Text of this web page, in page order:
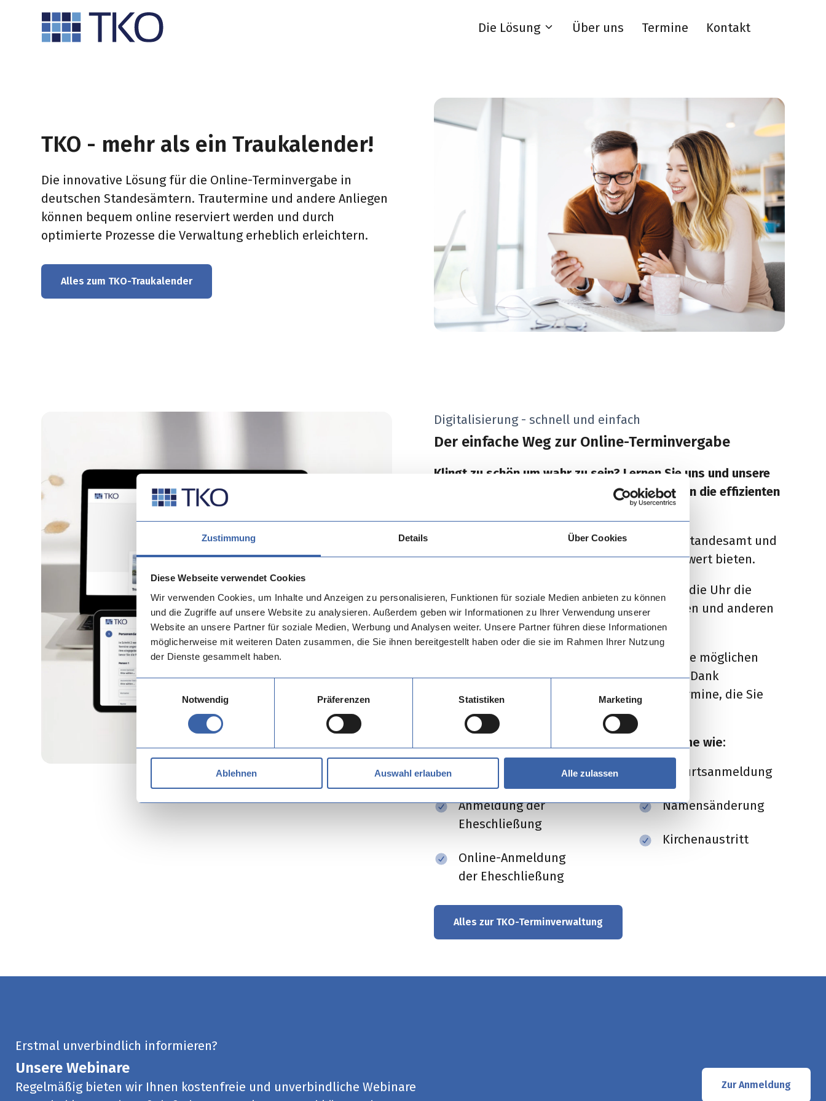
Zustimmung Details Über Cookies
Diese Webseite verwendet Cookies
Wir verwenden Cookies, um Inhalte und Anzeigen zu personalisieren, Funktionen für soziale Medien anbieten zu können
und die Zugriffe auf unsere Website zu analysieren. Außerdem geben wir Informationen zu Ihrer Verwendung unserer
Website an unsere Partner für soziale Medien, Werbung und Analysen weiter. Unsere Partner führen diese Informationen
möglicherweise mit weiteren Daten zusammen, die Sie ihnen bereitgestellt haben oder die sie im Rahmen Ihrer Nutzung
der Dienste gesammelt haben.
Einwilligungsauswahl
Notwendig
Präferenzen Statistiken Marketing
Ablehnen Auswahl erlauben Alle zulassen
CONTENT
Die Lösung Toggle
Über uns Termine Kontakt
TKO - mehr als ein Traukalender!
Die innovative Lösung für die Online-Terminvergabe in
deutschen Standesämtern. Trautermine und andere Anliegen
können bequem online reserviert werden und durch
optimierte Prozesse die Verwaltung erheblich erleichtern.
Alles zum TKO-Traukalender
Digitalisierung - schnell und einfach
Der einfache Weg zur Online-Terminvergabe
Klingt zu schön um wahr zu sein? Lernen Sie uns und unsere
Vorgehensweise kennen. Kunden werden Ihnen die effizienten
Wir sind überzeugt, Verfahren müssen dem Standesamt und
den Bürger:innen gleichermaßen einen Mehrwert bieten.
Ermöglichen Sie Ihren Bürgeri:nnen rund um die Uhr die
Recherche und Reservierung von Trauterminen und anderen
Anliegen im Standesamt.
Behalten Sie dabei die volle Kontrolle über die möglichen
Termine die zur Auswahl stehen. TKO vergibt Dank
umfangreicher Regelwerke immer nur die Termine, die Sie
auch wirklich zur Verfügung stellen möchten.
TKO verwaltet zusätzlich auch weitere Termine wie:
Anmeldung der
Eheschließung
Online-Anmeldung
der Eheschließung
Geburtsanmeldung
Namensänderung
Kirchenaustritt
Alles zur TKO-Terminverwaltung
Erstmal unverbindlich informieren?
Unsere Webinare
Regelmäßig bieten wir Ihnen kostenfreie und unverbindliche Webinare
Zur Anmeldung